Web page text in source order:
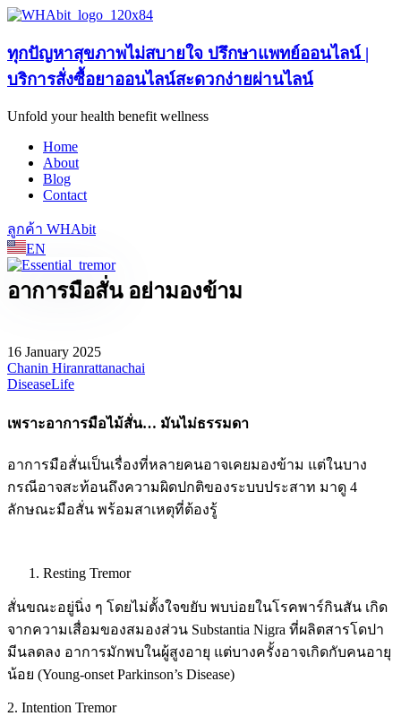
ทุกปัญหาสุขภาพไม่สบายใจ ปรึกษาแพทย์ออนไลน์ |
บริการสั่งซื้อยาออนไลน์สะดวกง่ายผ่านไลน์
Unfold your health benefit wellness
Home
About
Blog
Contact
ลูกค้า WHAbit
EN
อาการมือสั่น อย่ามองข้าม
16 January 2025
Chanin Hiranrattanachai
DiseaseLife
เพราะอาการมือไม้สั่น… มันไม่ธรรมดา
อาการมือสั่นเป็นเรื่องที่หลายคนอาจเคยมองข้าม แต่ในบาง
กรณีอาจสะท้อนถึงความผิดปกติของระบบประสาท มาดู 4
ลักษณะมือสั่น พร้อมสาเหตุที่ต้องรู้
Resting Tremor
สั่นขณะอยู่นิ่ง ๆ โดยไม่ตั้งใจขยับ พบบ่อยในโรคพาร์กินสัน เกิด
จากความเสื่อมของสมองส่วน Substantia Nigra ที่ผลิตสารโดปา
มีนลดลง อาการมักพบในผู้สูงอายุ แต่บางครั้งอาจเกิดกับคนอายุ
น้อย (Young-onset Parkinson’s Disease)
2. Intention Tremor